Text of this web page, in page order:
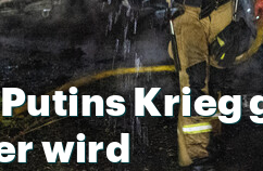
PutinsKrieg
wird